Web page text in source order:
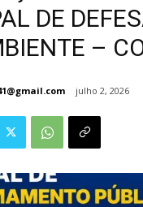
DE
–
julho 2, 2026